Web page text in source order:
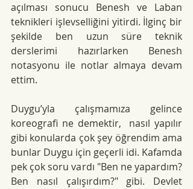
açılması sonucu Benesh ve Laban
teknikleri işlevselliğini yitirdi. İlginç bir
şekilde ben uzun süre teknik
derslerimi hazırlarken Benesh
notasyonu ile notlar almaya devam
ettim.
Duygu’yla çalışmamıza gelince
koreografi ne demektir,  nasıl yapılır
gibi konularda çok şey öğrendim ama
bunlar Duygu için geçerli idi. Kafamda
pek çok soru vardı "Ben ne yapardım?
Ben nasıl çalışırdım?" gibi. Devlet